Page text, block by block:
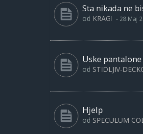
Sta nikada ne
od KRAGI - 28 Maj
Uske pantalone
od STIDLJIV-
Hjelp
od SPECULUM